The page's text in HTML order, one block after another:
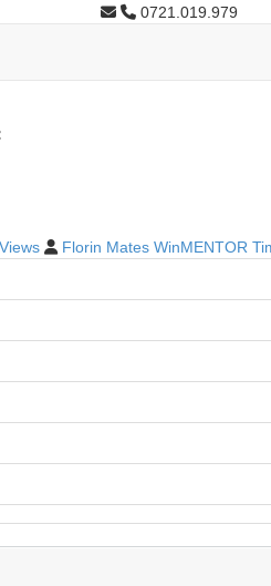
0721.019.979
Florin Mates WinMENTOR